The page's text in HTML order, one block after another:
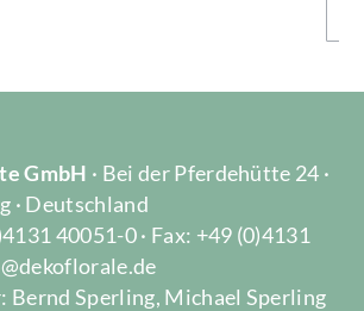
GmbH · Bei der Pferdehütte 24 ·
· Deutschland
40051-0 · Fax: +49 (0)4131
Bernd Sperling, Michael Sperling